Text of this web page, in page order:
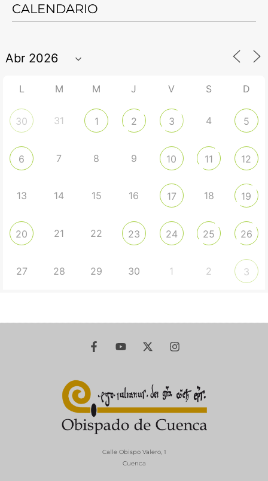
CALENDARIO
L M M J V S D
30 31 1 2 3 4 5
6 7 8 9 10 11 12
13 14 15 16 17 18 19
20 21 22 23 24 25 26
27 28 29 30 1 2 3
Calle Obispo Valero, 1
Cuenca